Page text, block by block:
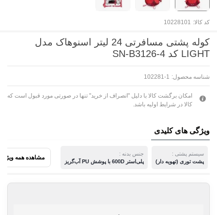
کد کالا: 10228101
کوله پشتی مسافرتی 24 لیتر اسنوهاک مدل
LIGHT کد SN-B3126-4
شناسه محصول: 102281-1
امکان برگشت کالا با دلیل "انصراف از خرید" تنها در صورتی مورد قبول است که
کالا در شرایط اولیه باشد.
ویژگی های کلیدی
سیستم پشتی :
پشت توری (تهویه دار)
جنس بدنه :
پلی‌استر 600D با پوشش PU آب‌گریز
مشاهده همه